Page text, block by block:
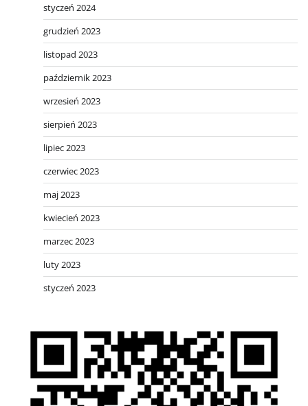
styczeń 2024
grudzień 2023
listopad 2023
październik 2023
wrzesień 2023
sierpień 2023
lipiec 2023
czerwiec 2023
maj 2023
kwiecień 2023
marzec 2023
luty 2023
styczeń 2023